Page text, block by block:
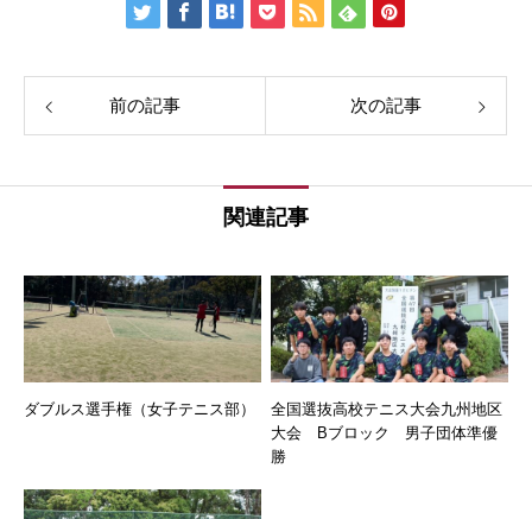
前の記事 次の記事
関連記事
ダブルス選手権（女子テニス部）
全国選抜高校テニス大会九州地区
大会 Bブロック 男子団体準優
勝